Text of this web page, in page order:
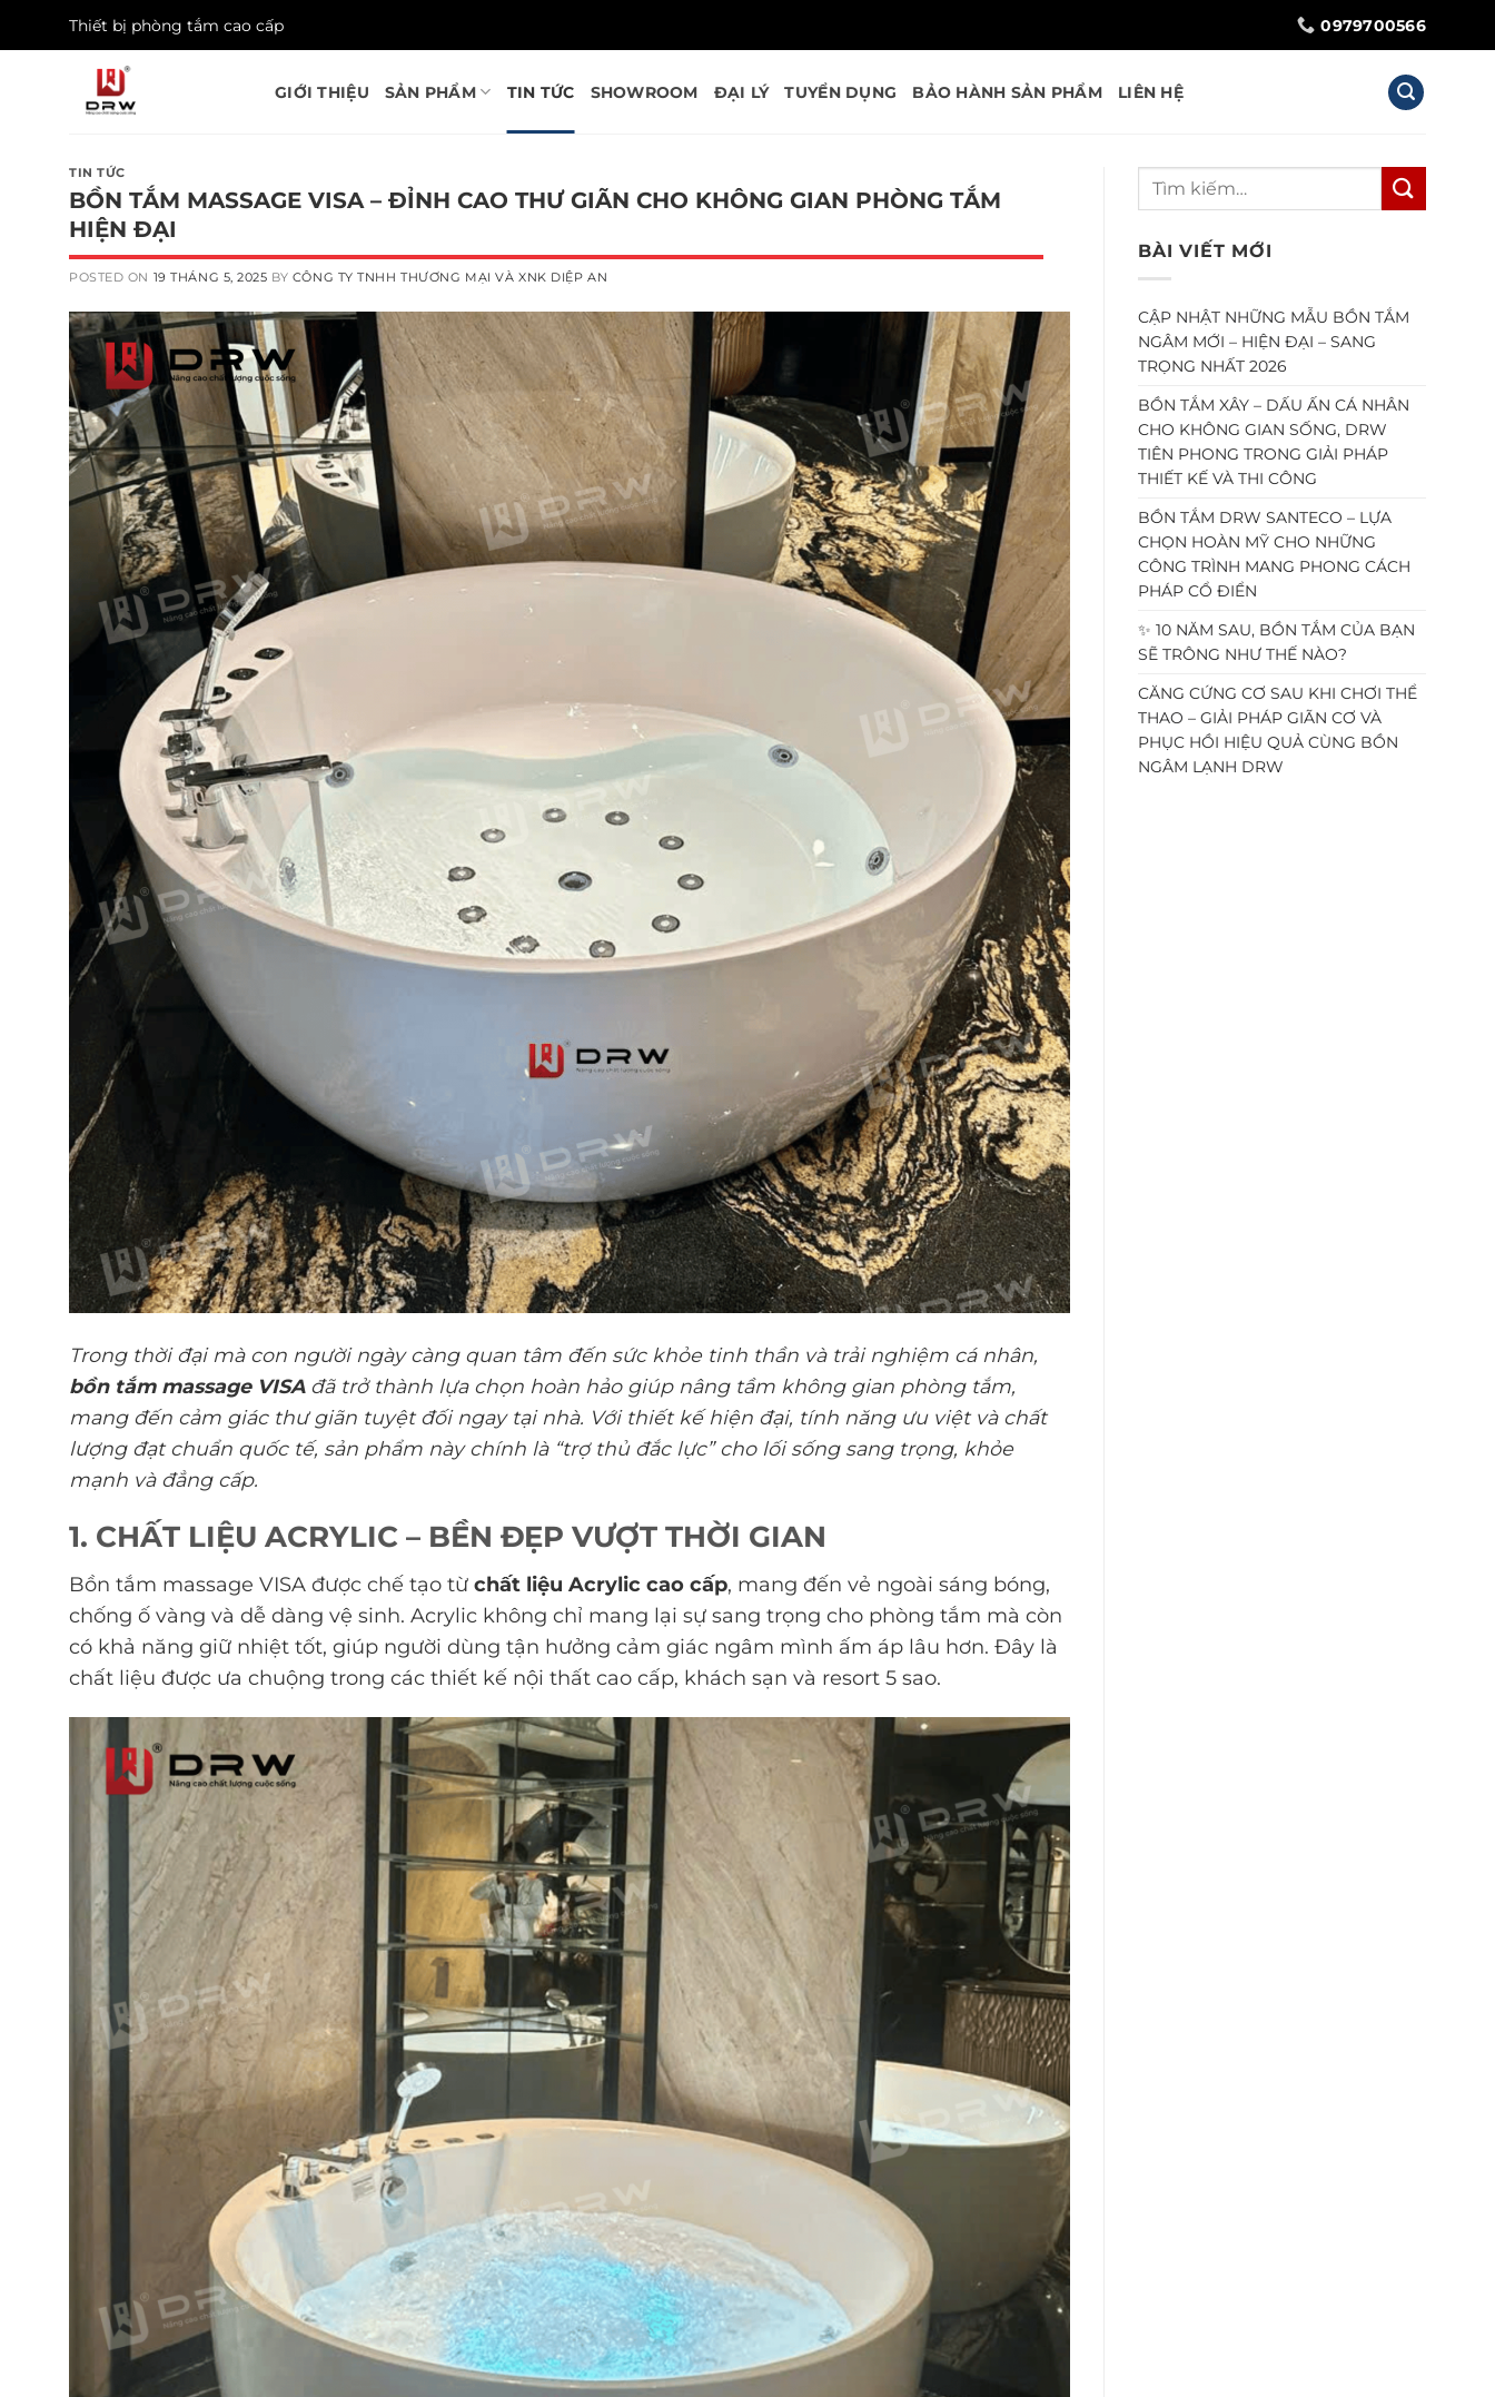
Thiết bị phòng tắm cao cấp 0979700566
GIỚI THIỆU SẢN PHẨM TIN TỨC SHOWROOM ĐẠI LÝ TUYỂN DỤNG BẢO HÀNH SẢN PHẨM LIÊN HỆ
TIN TỨC
BỒN TẮM MASSAGE VISA – ĐỈNH CAO THƯ GIÃN CHO KHÔNG GIAN PHÒNG TẮM
HIỆN ĐẠI
POSTED ON 19 THÁNG 5, 2025 BY CÔNG TY TNHH THƯƠNG MẠI VÀ XNK DIỆP AN
Trong thời đại mà con người ngày càng quan tâm đến sức khỏe tinh thần và trải nghiệm cá nhân,
bồn tắm massage VISAđã trở thành lựa chọn hoàn hảo giúp nâng tầm không gian phòng tắm,
mang đến cảm giác thư giãn tuyệt đối ngay tại nhà. Với thiết kế hiện đại, tính năng ưu việt và chất
lượng đạt chuẩn quốc tế, sản phẩm này chính là “trợ thủ đắc lực” cho lối sống sang trọng, khỏe
mạnh và đẳng cấp.
1. CHẤT LIỆU ACRYLIC – BỀN ĐẸP VƯỢT THỜI GIAN
Bồn tắm massage VISA được chế tạo từ chất liệu Acrylic cao cấp, mang đến vẻ ngoài sáng bóng,
chống ố vàng và dễ dàng vệ sinh. Acrylic không chỉ mang lại sự sang trọng cho phòng tắm mà còn
có khả năng giữ nhiệt tốt, giúp người dùng tận hưởng cảm giác ngâm mình ấm áp lâu hơn. Đây là
chất liệu được ưa chuộng trong các thiết kế nội thất cao cấp, khách sạn và resort 5 sao.
BÀI VIẾT MỚI
CẬP NHẬT NHỮNG MẪU BỒN TẮM
NGÂM MỚI – HIỆN ĐẠI – SANG
TRỌNG NHẤT 2026
BỒN TẮM XÂY – DẤU ẤN CÁ NHÂN
CHO KHÔNG GIAN SỐNG, DRW
TIÊN PHONG TRONG GIẢI PHÁP
THIẾT KẾ VÀ THI CÔNG
BỒN TẮM DRW SANTECO – LỰA
CHỌN HOÀN MỸ CHO NHỮNG
CÔNG TRÌNH MANG PHONG CÁCH
PHÁP CỔ ĐIỂN
✨ 10 NĂM SAU, BỒN TẮM CỦA BẠN
SẼ TRÔNG NHƯ THẾ NÀO?
CĂNG CỨNG CƠ SAU KHI CHƠI THỂ
THAO – GIẢI PHÁP GIÃN CƠ VÀ
PHỤC HỒI HIỆU QUẢ CÙNG BỒN
NGÂM LẠNH DRW